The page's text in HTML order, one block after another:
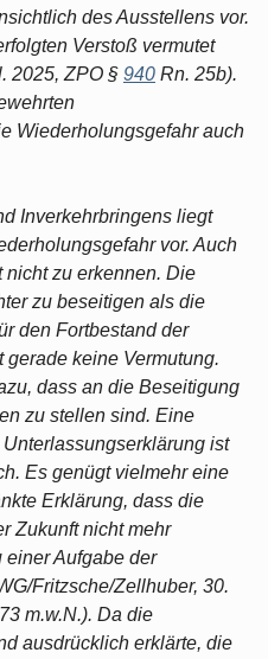
des Ausstellens vor.
Verstoß vermutet
2025, ZPO § 940 Rn. 25b).
Wiederholungsgefahr auch
Inverkehrbringens liegt
vor. Auch
zu erkennen. Die
zu beseitigen als die
den Fortbestand der
keine Vermutung.
dass an die Beseitigung
zu stellen sind. Eine
ist
Es genügt vielmehr eine
Erklärung, dass die
Zukunft nicht mehr
einer Aufgabe der
Fritzsche/Zellhuber, 30.
m.w.N.). Da die
ausdrücklich erklärte, die